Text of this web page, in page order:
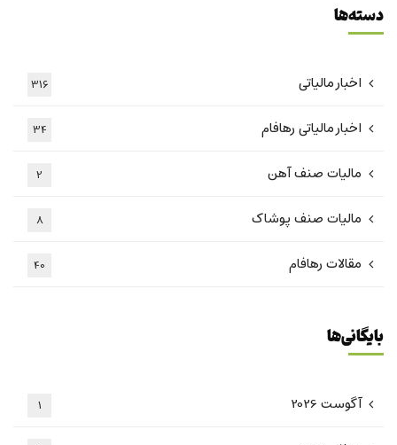
دسته‌ها
اخبار مالیاتی 316
اخبار مالیاتی رهافام 34
مالیات صنف آهن 2
مالیات صنف پوشاک 8
مقالات رهافام 40
بایگانی‌ها
آگوست 2026 1